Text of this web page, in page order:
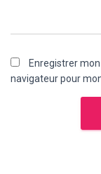
Enregistrer
navigateur pour